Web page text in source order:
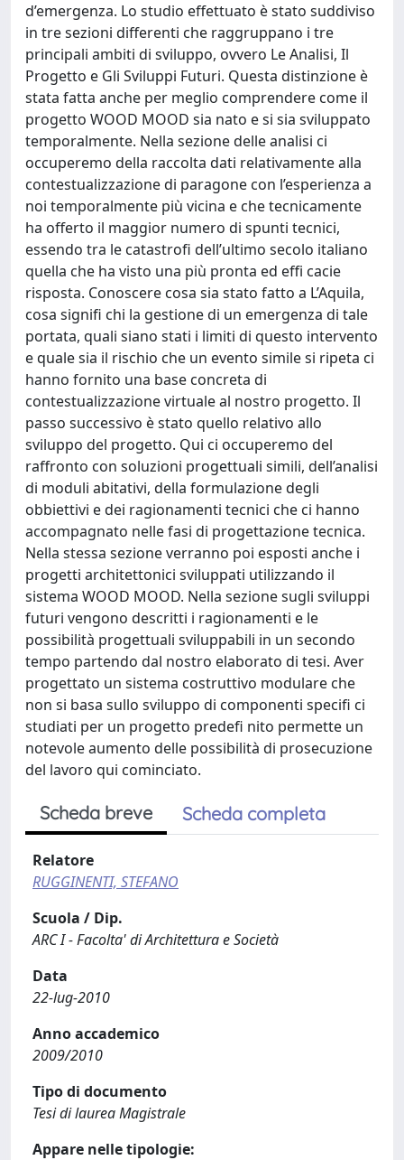
d’emergenza. Lo studio effettuato è stato suddiviso
in tre sezioni differenti che raggruppano i tre
principali ambiti di sviluppo, ovvero Le Analisi, Il
Progetto e Gli Sviluppi Futuri. Questa distinzione è
stata fatta anche per meglio comprendere come il
progetto WOOD MOOD sia nato e si sia sviluppato
temporalmente. Nella sezione delle analisi ci
occuperemo della raccolta dati relativamente alla
contestualizzazione di paragone con l’esperienza a
noi temporalmente più vicina e che tecnicamente
ha offerto il maggior numero di spunti tecnici,
essendo tra le catastrofi dell’ultimo secolo italiano
quella che ha visto una più pronta ed effi cacie
risposta. Conoscere cosa sia stato fatto a L’Aquila,
cosa signifi chi la gestione di un emergenza di tale
portata, quali siano stati i limiti di questo intervento
e quale sia il rischio che un evento simile si ripeta ci
hanno fornito una base concreta di
contestualizzazione virtuale al nostro progetto. Il
passo successivo è stato quello relativo allo
sviluppo del progetto. Qui ci occuperemo del
raffronto con soluzioni progettuali simili, dell’analisi
di moduli abitativi, della formulazione degli
obbiettivi e dei ragionamenti tecnici che ci hanno
accompagnato nelle fasi di progettazione tecnica.
Nella stessa sezione verranno poi esposti anche i
progetti architettonici sviluppati utilizzando il
sistema WOOD MOOD. Nella sezione sugli sviluppi
futuri vengono descritti i ragionamenti e le
possibilità progettuali sviluppabili in un secondo
tempo partendo dal nostro elaborato di tesi. Aver
progettato un sistema costruttivo modulare che
non si basa sullo sviluppo di componenti specifi ci
studiati per un progetto predefi nito permette un
notevole aumento delle possibilità di prosecuzione
del lavoro qui cominciato.
Scheda breve Scheda completa
Relatore
RUGGINENTI, STEFANO
Scuola / Dip.
ARC I - Facolta' di Architettura e Società
Data
22-lug-2010
Anno accademico
2009/2010
Tipo di documento
Tesi di laurea Magistrale
Appare nelle tipologie: